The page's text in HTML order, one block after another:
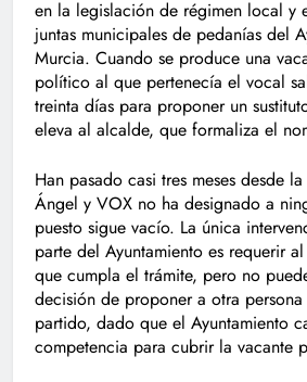
en la legislación de régimen local y
juntas municipales de pedanías del
Murcia. Cuando se produce una
político al que pertenecía el vocal
treinta días para proponer un
eleva al alcalde, que formaliza el
Han pasado casi tres meses desde
Ángel y VOX no ha designado a
puesto sigue vacío. La única
parte del Ayuntamiento es requerir
que cumpla el trámite, pero no
decisión de proponer a otra
partido, dado que el Ayuntamiento
competencia para cubrir la vacante